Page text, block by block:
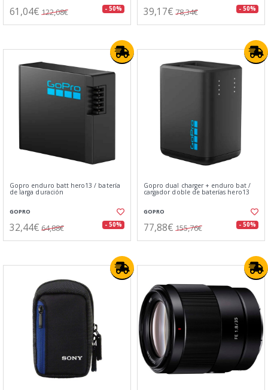
61,04€ 122,08€ - 50% 39,17€ 78,34€ - 50%
Gopro enduro batt hero13 / batería
de larga duración
GOPRO
32,44€ 64,88€ - 50%
Gopro dual charger + enduro bat /
cargador doble de baterías hero13
GOPRO
77,88€ 155,76€ - 50%